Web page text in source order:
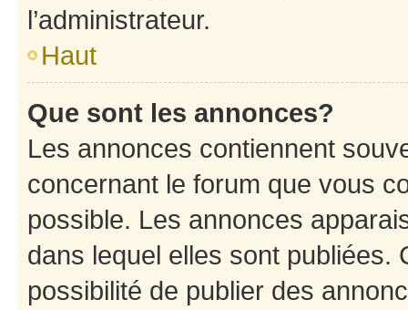
l’administrateur.
Haut
Que sont les annonces?
Les annonces contiennent
concernant le forum que vous
possible. Les annonces
dans lequel elles sont publiées.
possibilité de publier des